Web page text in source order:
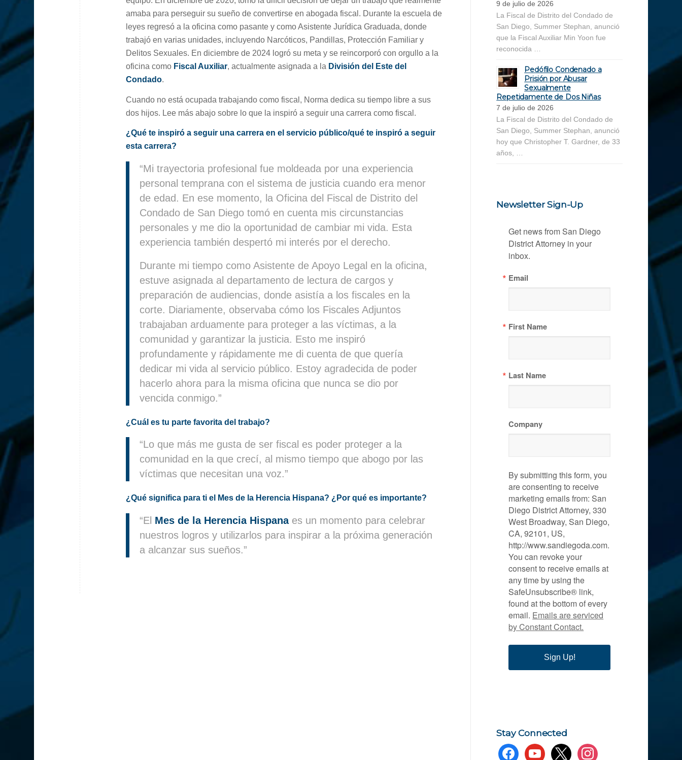
amaba para perseguir su sueño de convertirse en abogada fiscal. Durante la escuela de
leyes regresó a la oficina como pasante y como Asistente Jurídica Graduada, donde
trabajó en varias unidades, incluyendo Narcóticos, Pandillas, Protección Familiar y
Delitos Sexuales. En diciembre de 2024 logró su meta y se reincorporó con orgullo a la
oficina como Fiscal Auxiliar, actualmente asignada a la División del Este del
Condado.
Cuando no está ocupada trabajando como fiscal, Norma dedica su tiempo libre a sus
dos hijos. Lee más abajo sobre lo que la inspiró a seguir una carrera como fiscal.
¿Qué te inspiró a seguir una carrera en el servicio público/qué te inspiró a seguir
esta carrera?
“Mi trayectoria profesional fue moldeada por una experiencia
personal temprana con el sistema de justicia cuando era menor
de edad. En ese momento, la Oficina del Fiscal de Distrito del
Condado de San Diego tomó en cuenta mis circunstancias
personales y me dio la oportunidad de cambiar mi vida. Esta
experiencia también despertó mi interés por el derecho.
Durante mi tiempo como Asistente de Apoyo Legal en la oficina,
estuve asignada al departamento de lectura de cargos y
preparación de audiencias, donde asistía a los fiscales en la
corte. Diariamente, observaba cómo los Fiscales Adjuntos
trabajaban arduamente para proteger a las víctimas, a la
comunidad y garantizar la justicia. Esto me inspiró
profundamente y rápidamente me di cuenta de que quería
dedicar mi vida al servicio público. Estoy agradecida de poder
hacerlo ahora para la misma oficina que nunca se dio por
vencida conmigo.”
¿Cuál es tu parte favorita del trabajo?
“Lo que más me gusta de ser fiscal es poder proteger a la
comunidad en la que crecí, al mismo tiempo que abogo por las
víctimas que necesitan una voz.”
¿Qué significa para ti el Mes de la Herencia Hispana? ¿Por qué es importante?
“El Mes de la Herencia Hispanaes un momento para celebrar
nuestros logros y utilizarlos para inspirar a la próxima generación
a alcanzar sus sueños.”
9 de julio de 2026
La Fiscal de Distrito del Condado de
San Diego, Summer Stephan, anunció
que la Fiscal Auxiliar Min Yoon fue
reconocida …
Pedófilo Condenado a
Prisión por Abusar
Sexualmente
Repetidamente de Dos Niñas
7 de julio de 2026
La Fiscal de Distrito del Condado de
San Diego, Summer Stephan, anunció
hoy que Christopher T. Gardner, de 33
años, …
Newsletter Sign-Up
Get news from San Diego
District Attorney in your
inbox.
Email
First Name
Last Name
Company
By submitting this form, you
are consenting to receive
marketing emails from: San
Diego District Attorney, 330
West Broadway, San Diego,
CA, 92101, US,
http://www.sandiegoda.com.
You can revoke your
consent to receive emails at
any time by using the
SafeUnsubscribe® link,
found at the bottom of every
email. Emails are serviced
by Constant Contact.
Sign Up!
Stay Connected
facebookyoutubex instagram